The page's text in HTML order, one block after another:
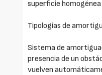
superficie
Tipologías de
Sistema de
presencia de un
vuelven